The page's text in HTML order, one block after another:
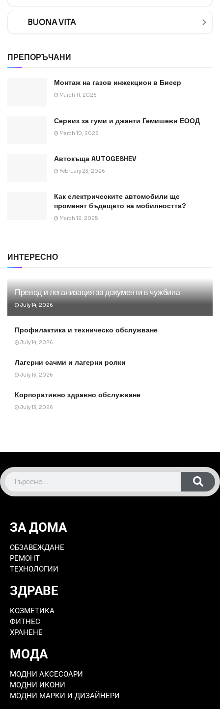
BUONA VITA
ПРЕПОРЪЧАНИ
Монтаж на газов инжекцион в Бисер
March 11, 2026
Сервиз за гуми и джанти Гемишеви ЕООД
March 10, 2026
Автокъща AUTOGESHEV
February 23, 2026
Как електрическите автомобили ще
променят бъдещето на мобилността?
March 12, 2025
ИНТЕРЕСНО
Превод и легализация за документи в чужбина
July 14, 2026
Профилактика и техническо обслужване
July 14, 2026
Лагерни сачми и лагерни ролки
July 13, 2026
Корпоративно здравно обслужване
July 13, 2026
ЗА ДОМА
ОБЗАВЕЖДАНЕ
РЕМОНТ
ТЕХНОЛОГИИ
ЗДРАВЕ
КОЗМЕТИКА
ФИТНЕС
ХРАНЕНЕ
МОДА
МОДНИ АКСЕСОАРИ
МОДНИ ИКОНИ
МОДНИ МАРКИ И ДИЗАЙНЕРИ